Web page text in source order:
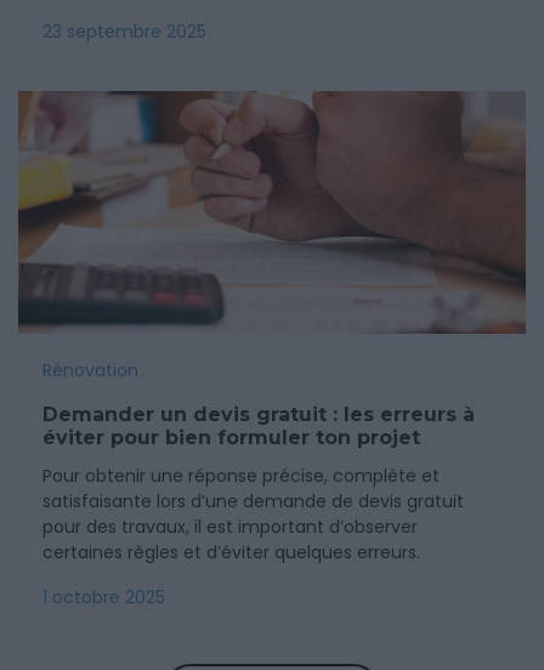
23 septembre 2025
Rénovation
Demander un devis gratuit : les erreurs à
éviter pour bien formuler ton projet
Pour obtenir une réponse précise, complète et
satisfaisante lors d’une demande de devis gratuit
pour des travaux, il est important d’observer
certaines règles et d’éviter quelques erreurs.
1 octobre 2025